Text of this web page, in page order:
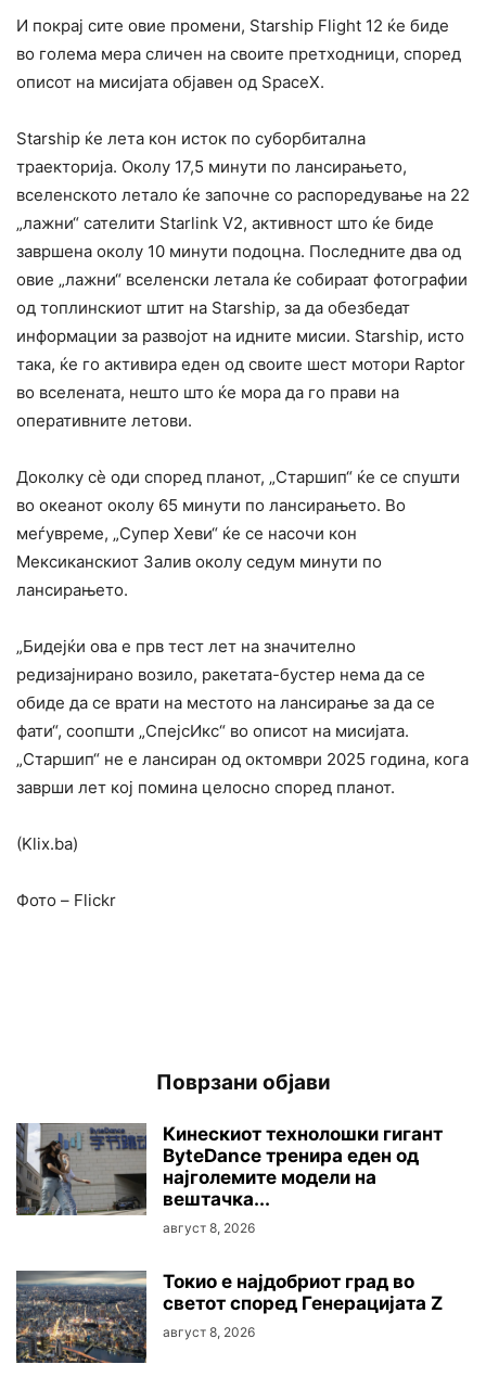
И покрај сите овие промени, Starship Flight 12 ќе биде
во голема мера сличен на своите претходници, според
описот на мисијата објавен од SpaceX.
Starship ќе лета кон исток по суборбитална
траекторија. Околу 17,5 минути по лансирањето,
вселенското летало ќе започне со распоредување на 22
„лажни“ сателити Starlink V2, активност што ќе биде
завршена околу 10 минути подоцна. Последните два од
овие „лажни“ вселенски летала ќе собираат фотографии
од топлинскиот штит на Starship, за да обезбедат
информации за развојот на идните мисии. Starship, исто
така, ќе го активира еден од своите шест мотори Raptor
во вселената, нешто што ќе мора да го прави на
оперативните летови.
Доколку сè оди според планот, „Старшип“ ќе се спушти
во океанот околу 65 минути по лансирањето. Во
меѓувреме, „Супер Хеви“ ќе се насочи кон
Мексиканскиот Залив околу седум минути по
лансирањето.
„Бидејќи ова е прв тест лет на значително
редизајнирано возило, ракетата-бустер нема да се
обиде да се врати на местото на лансирање за да се
фати“, соопшти „СпејсИкс“ во описот на мисијата.
„Старшип“ не е лансиран од октомври 2025 година, кога
заврши лет кој помина целосно според планот.
(Klix.ba)
Фото – Flickr
Поврзани објави
Кинескиот технолошки гигант
ByteDance тренира еден од
најголемите модели на
вештачка...
август 8, 2026
Токио е најдобриот град во
светот според Генерацијата Z
август 8, 2026